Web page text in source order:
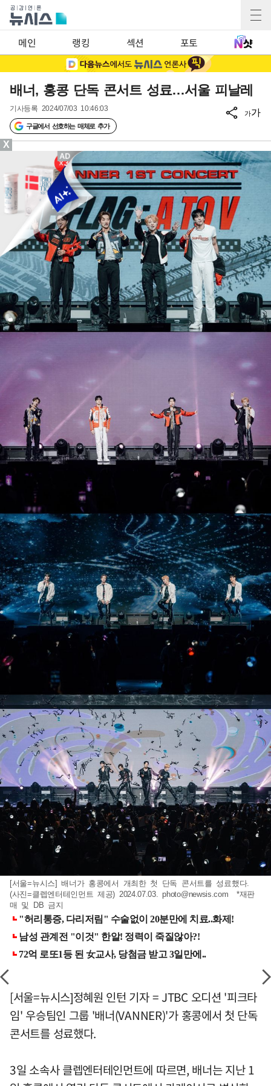
메인 랭킹 섹션 포토
배너, 홍콩 단독 콘서트 성료…서울 피날레
기사등록 2024/07/03 10:46:03
구글에서 선호하는 매체로 추가
가가
[서울=뉴시스] 배너가 홍콩에서 개최한 첫 단독 콘서트를 성료했다.
(사진=클렙엔터테인먼트 제공) 2024.07.03.photo@newsis.com *재판
매 및 DB 금지
[서울=뉴시스]정혜원 인턴 기자 = JTBC 오디션 '피크타
임' 우승팀인 그룹 '배너(VANNER)'가 홍콩에서 첫 단독
콘서트를 성료했다.
3일 소속사 클렙엔터테인먼트에 따르면, 배너는 지난 1
X